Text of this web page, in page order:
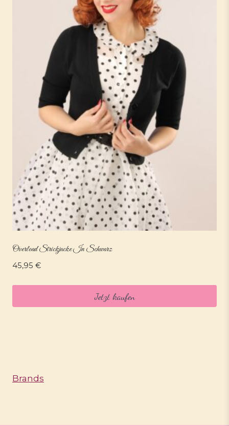
Overload Strickjacke In Schwarz
45,95 €
Jetzt kaufen
Brands